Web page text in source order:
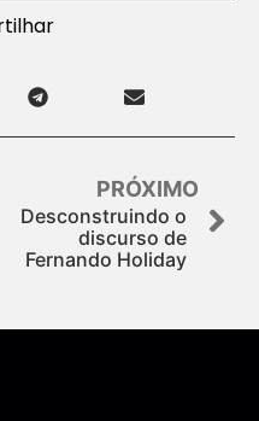
PRÓXIMO
Desconstruindo o
discurso de
Fernando Holiday